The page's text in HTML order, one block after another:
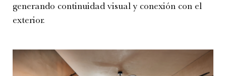
generando continuidad visual y conexión con el
exterior.